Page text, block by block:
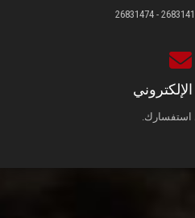
الإلكتروني
استفسارك.